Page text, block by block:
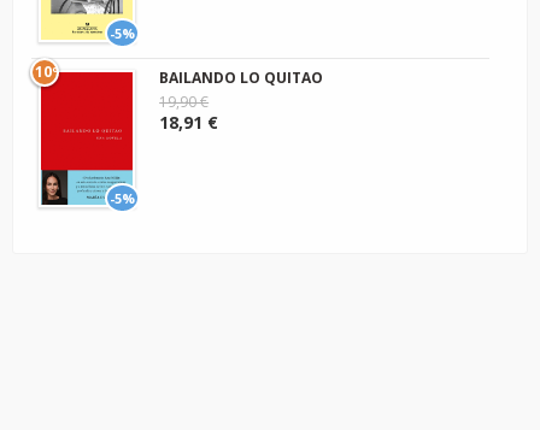
-5%
-5%
10º
BAILANDO LO QUITAO
19,90 €
18,91 €